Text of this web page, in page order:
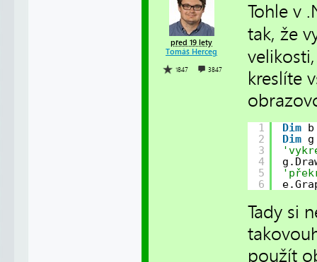
před 19 lety
Tomáš Herceg
1847 3847
Tohle v
tak, že
kreslíte
1
2
3
4
5
6
Dim
Dim
Tady si
použít